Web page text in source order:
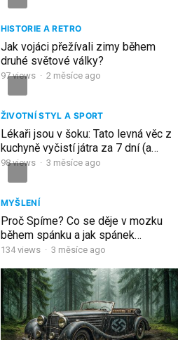
HISTORIE A RETRO
Jak vojáci přežívali zimy během
druhé světové války?
97views · 2 měsíce ago
ŽIVOTNÍ STYL A SPORT
Lékaři jsou v šoku: Tato levná věc z
kuchyně vyčistí játra za 7 dní (a
spaluje tuk během spánku)
98views · 3 měsíce ago
MYŠLENÍ
Proč Spíme? Co se děje v mozku
během spánku a jak spánek
ovlivňuje Zdraví, Paměť a Emoce?
134views · 3 měsíce ago